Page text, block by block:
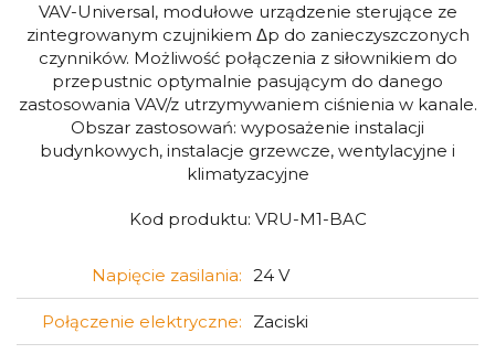
VAV-Universal, modułowe urządzenie sterujące ze
zintegrowanym czujnikiem Δp do zanieczyszczonych
czynników. Możliwość połączenia z siłownikiem do
przepustnic optymalnie pasującym do danego
zastosowania VAV/z utrzymywaniem ciśnienia w kanale.
Obszar zastosowań: wyposażenie instalacji
budynkowych, instalacje grzewcze, wentylacyjne i
klimatyzacyjne
Kod produktu: VRU-M1-BAC
Napięcie zasilania: 24 V
Połączenie elektryczne: Zaciski